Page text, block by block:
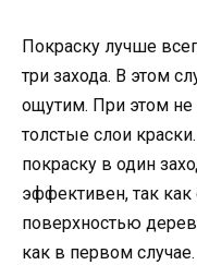
Покраску лучше
три захода. В этом
ощутим. При этом
толстые слои
покраску в один
эффективен, так
поверхностью
как в первом случае.